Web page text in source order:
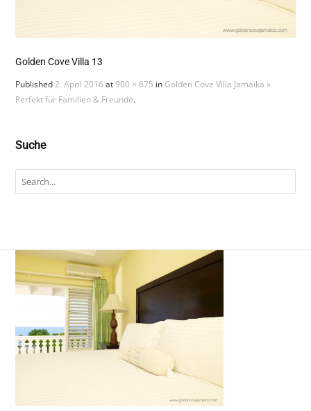
Golden Cove Villa 13
Published2. April 2016 at900 × 675 in Golden Cove Villa Jamaika »
Perfekt für Familien & Freunde.
Suche